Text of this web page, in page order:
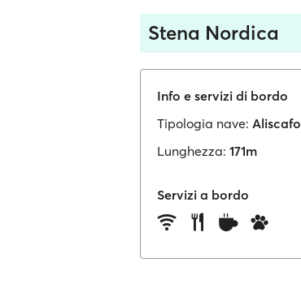
Stena Nordica
Info e servizi di bordo
Tipologia nave: Aliscafo
Lunghezza: 171m
Servizi a bordo